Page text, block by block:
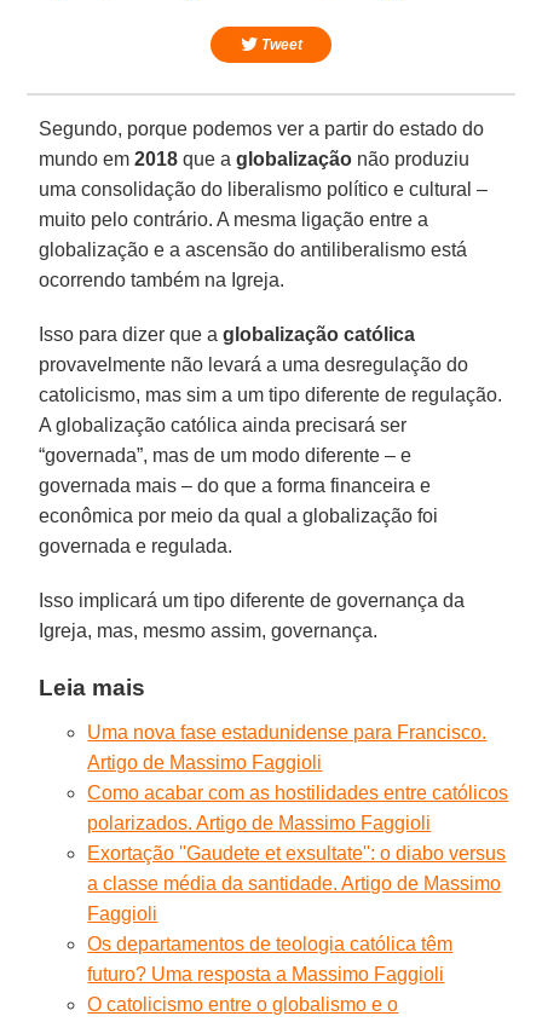
Tweet
Segundo, porque podemos ver a partir do estado do
mundo em2018 que aglobalização não produziu
uma consolidação do liberalismo político e cultural –
muito pelo contrário. A mesma ligação entre a
globalização e a ascensão do antiliberalismo está
ocorrendo também na Igreja.
Isso para dizer que aglobalização católica
provavelmente não levará a uma desregulação do
catolicismo, mas sim a um tipo diferente de regulação.
A globalização católica ainda precisará ser
“governada”, mas de um modo diferente – e
governada mais – do que a forma financeira e
econômica por meio da qual a globalização foi
governada e regulada.
Isso implicará um tipo diferente de governança da
Igreja, mas, mesmo assim, governança.
Leia mais
Uma nova fase estadunidense para Francisco.
Artigo de Massimo Faggioli
Como acabar com as hostilidades entre católicos
polarizados. Artigo de Massimo Faggioli
Exortação ''Gaudete et exsultate'': o diabo versus
a classe média da santidade. Artigo de Massimo
Faggioli
Os departamentos de teologia católica têm
futuro? Uma resposta a Massimo Faggioli
O catolicismo entre o globalismo e o